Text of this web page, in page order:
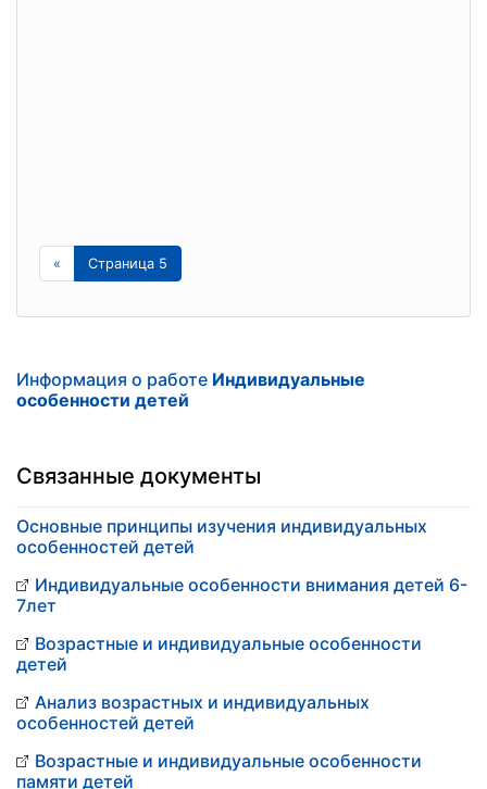
« Страница 5
Информация о работе Индивидуальные
особенности детей
Связанные документы
Основные принципы изучения индивидуальных
особенностей детей
Индивидуальные особенности внимания детей 6-
7лет
Возрастные и индивидуальные особенности
детей
Анализ возрастных и индивидуальных
особенностей детей
Возрастные и индивидуальные особенности
памяти детей